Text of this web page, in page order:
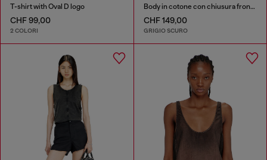
T-shirt with Oval D logo
CHF 99,00
2 COLORI
Body in cotone con chiusura frontale a bottoni
CHF 149,00
GRIGIO SCURO